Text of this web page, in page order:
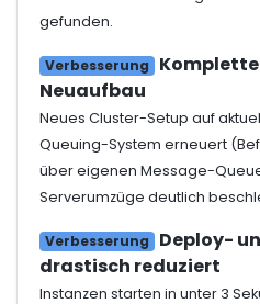
gefunden.
Verbesserung
Neuaufbau
Neues Cluster-Setup auf
Queuing-System erneuert
über eigenen Message-
Serverumzüge deutlich
Verbesserung
Deploy-
drastisch reduziert
Instanzen starten in unter 3